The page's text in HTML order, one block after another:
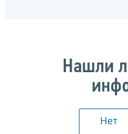
Нашли
Нет